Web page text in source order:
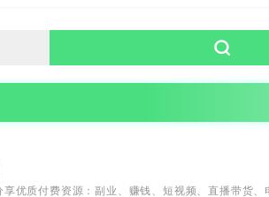
优质付费资源：副业、赚钱、短视频、直播带货、